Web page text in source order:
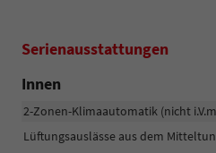
Serienausstattungen
Innen
2-Zonen-Klimaautomatik (nicht
Lüftungsauslässe aus dem